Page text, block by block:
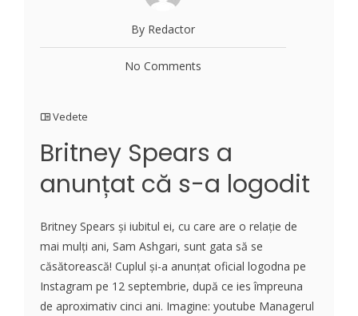
By Redactor
No Comments
Vedete
Britney Spears a
anunțat că s-a logodit
Britney Spears și iubitul ei, cu care are o relație de
mai mulți ani, Sam Ashgari, sunt gata să se
căsătorească! Cuplul și-a anunțat oficial logodna pe
Instagram pe 12 septembrie, după ce ies împreuna
de aproximativ cinci ani. Imagine: youtube Managerul